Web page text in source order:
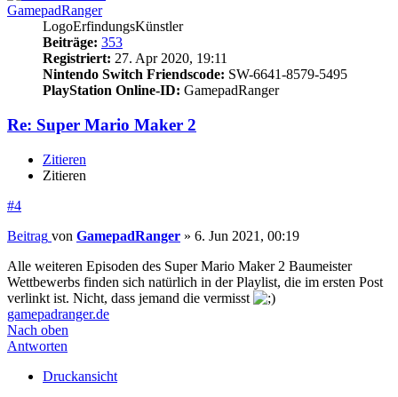
GamepadRanger
LogoErfindungsKünstler
Beiträge: 353
Registriert: 27. Apr 2020, 19:11
Nintendo Switch Friendscode: SW-6641-8579-5495
PlayStation Online-ID: GamepadRanger
Re: Super Mario Maker 2
Zitieren
Zitieren
#4
Beitrag von GamepadRanger » 6. Jun 2021, 00:19
Alle weiteren Episoden des Super Mario Maker 2 Baumeister
Wettbewerbs finden sich natürlich in der Playlist, die im ersten Post
verlinkt ist. Nicht, dass jemand die vermisst
gamepadranger.de
Nach oben
Antworten
Druckansicht